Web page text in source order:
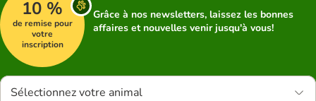
10 %
de remise pour
votre
inscription
Grâce à nos newsletters, laissez les bonnes
affaires et nouvelles venir jusqu'à vous!
Sélectionnez votre animal